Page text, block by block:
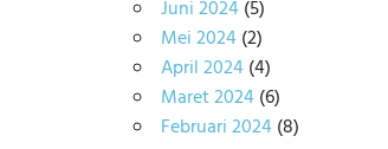
Juni 2024(5)
Mei 2024(2)
April 2024(4)
Maret 2024(6)
Februari 2024(8)